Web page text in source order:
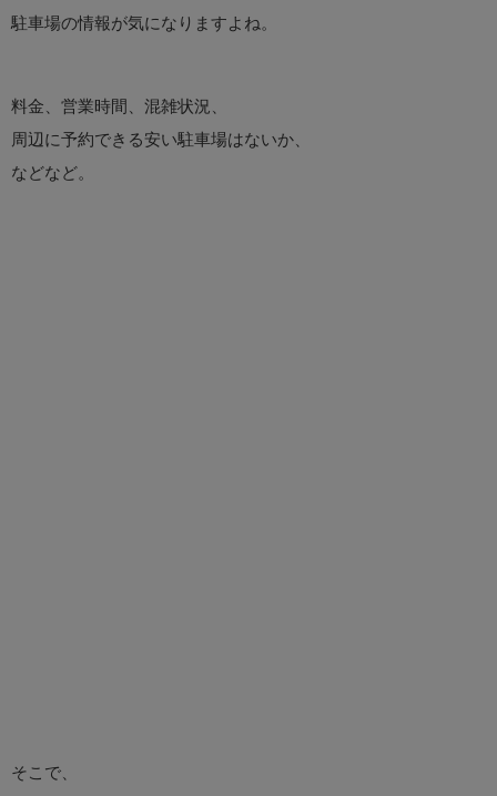
駐車場の情報が気になりますよね。
料金、営業時間、混雑状況、
周辺に予約できる安い駐車場はないか、
などなど。
そこで、